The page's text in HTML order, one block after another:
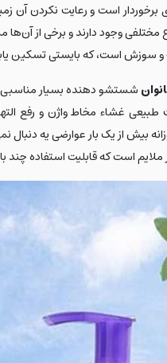
است و رعایت نکردن آن
و سوزش است، که بایستی تسکین
شستشو دهنده بسیار مناسبی
غشاء مخاط واژن و رفع
و حتی در صورت استفاده روزانه بیش از
است که قابلیت استفاده چند